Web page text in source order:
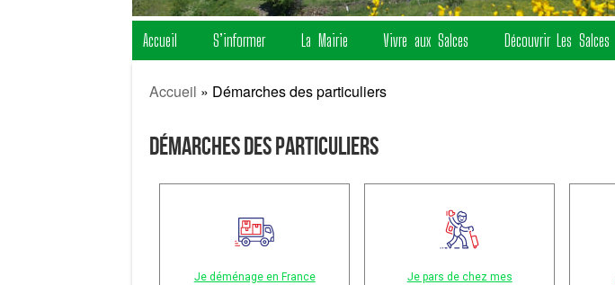
Menu
Fin du contenu
Accueil S’informer La Mairie Vivre aux Salces Découvrir Les Salces
Accueil » Démarches des particuliers
Démarches des particuliers
Je déménage en France
Je pars de chez mes